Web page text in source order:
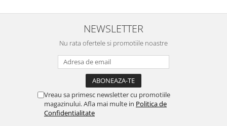
NEWSLETTER
Nu rata ofertele si promotiile noastre
Vreau sa primesc newsletter cu promotiile
magazinului. Afla mai multe in Politica de
Confidentialitate